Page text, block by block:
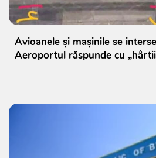
Avioanele și mașinile se
Aeroportul răspunde cu